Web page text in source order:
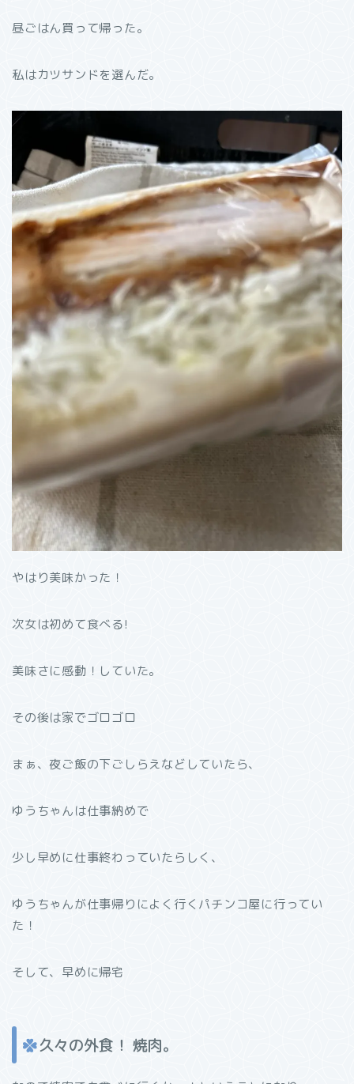
昼ごはん買って帰った。
私はカツサンドを選んだ。
やはり美味かった！
次女は初めて食べる!
美味さに感動！していた。
その後は家でゴロゴロ
まぁ、夜ご飯の下ごしらえなどしていたら、
ゆうちゃんは仕事納めで
少し早めに仕事終わっていたらしく、
ゆうちゃんが仕事帰りによく行くパチンコ屋に行ってい
た！
そして、早めに帰宅
久々の外食！ 焼肉。